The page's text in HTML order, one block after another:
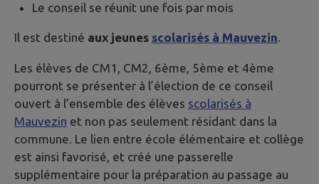
Le conseil se réunit une fois par mois
Il est destiné aux jeunes scolarisés à Mauvezin.
Les élèves de CM1, CM2, 6ème, 5ème et 4ème
pourront se présenter à l’élection de ce conseil
ouvert à l’ensemble des élèves scolarisés à
Mauvezin et non pas seulement résidant dans la
commune. Le lien entre école élémentaire et collège
est ainsi favorisé, et créé une passerelle
supplémentaire pour la préparation au passage au